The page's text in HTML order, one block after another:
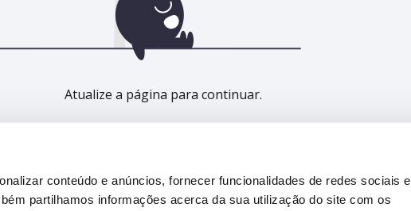
conteúdo e anúncios, fornecer funcionalidades de redes sociais e
partilhamos informações acerca da sua utilização do site com os
Atualize a página para continuar.